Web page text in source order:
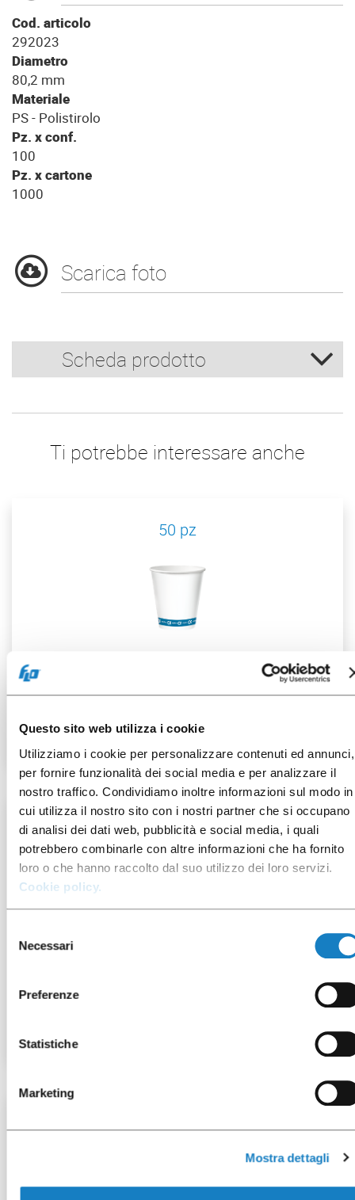
Questo sito web utilizza i cookie
Utilizziamo i cookie per personalizzare contenuti ed annunci,
per fornire funzionalità dei social media e per analizzare il
nostro traffico. Condividiamo inoltre informazioni sul modo in
cui utilizza il nostro sito con i nostri partner che si occupano
di analisi dei dati web, pubblicità e social media, i quali
potrebbero combinarle con altre informazioni che ha fornito
loro o che hanno raccolto dal suo utilizzo dei loro servizi.
Cookie policy.
delNecessari
Preferenze
Statistiche
Marketing
Mostra dettagli
Cod. articolo
292023
Diametro
80,2 mm
Materiale
PS - Polistirolo
Pz. x conf.
100
Pz. x cartone
1000
Scarica foto
Scheda prodotto
Ti potrebbe interessare anche
50 pz
25 pz